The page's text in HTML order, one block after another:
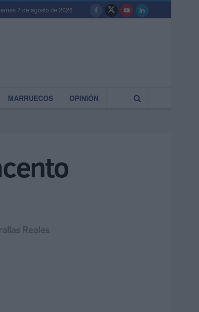
7 de agosto de 2026
MARRUECOS OPINIÓN
Reales